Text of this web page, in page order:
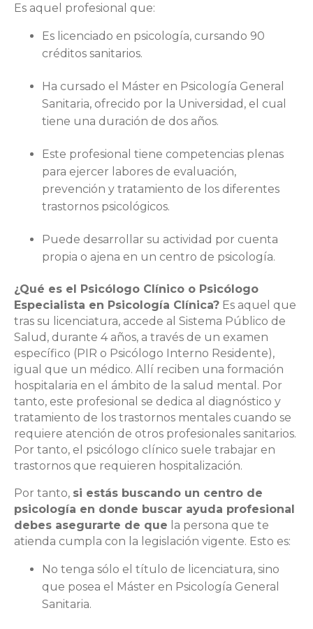
Es aquel profesional que:
Es licenciado en psicología, cursando 90
créditos sanitarios.
Ha cursado el Máster en Psicología General
Sanitaria, ofrecido por la Universidad, el cual
tiene una duración de dos años.
Este profesional tiene competencias plenas
para ejercer labores de evaluación,
prevención y tratamiento de los diferentes
trastornos psicológicos.
Puede desarrollar su actividad por cuenta
propia o ajena en un centro de psicología.
¿Qué es el Psicólogo Clínico o Psicólogo
Especialista en Psicología Clínica? Es aquel que
tras su licenciatura, accede al Sistema Público de
Salud, durante 4 años, a través de un examen
específico (PIR o Psicólogo Interno Residente),
igual que un médico. Allí reciben una formación
hospitalaria en el ámbito de la salud mental. Por
tanto, este profesional se dedica al diagnóstico y
tratamiento de los trastornos mentales cuando se
requiere atención de otros profesionales sanitarios.
Por tanto, el psicólogo clínico suele trabajar en
trastornos que requieren hospitalización.
Por tanto, si estás buscando un centro de
psicología en donde buscar ayuda profesional
debes asegurarte de que la persona que te
atienda cumpla con la legislación vigente. Esto es:
No tenga sólo el título de licenciatura, sino
que posea el Máster en Psicología General
Sanitaria.